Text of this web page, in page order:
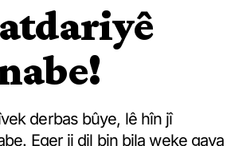
derbas bûye, lê hîn jî
Eger ji dil bin bila weke gava